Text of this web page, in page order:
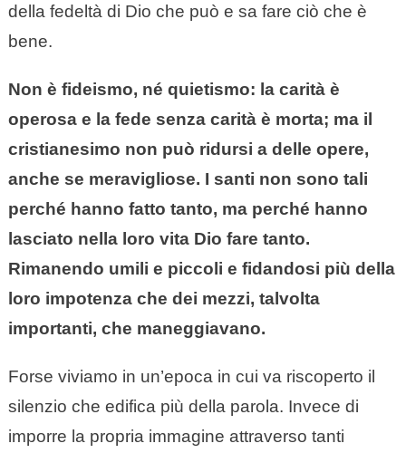
della fedeltà di Dio che può e sa fare ciò che è
bene.
Non è fideismo, né quietismo: la carità è
operosa e la fede senza carità è morta; ma il
cristianesimo non può ridursi a delle opere,
anche se meravigliose. I santi non sono tali
perché hanno fatto tanto, ma perché hanno
lasciato nella loro vita Dio fare tanto.
Rimanendo umili e piccoli e fidandosi più della
loro impotenza che dei mezzi, talvolta
importanti, che maneggiavano.
Forse viviamo in un’epoca in cui va riscoperto il
silenzio che edifica più della parola. Invece di
imporre la propria immagine attraverso tanti